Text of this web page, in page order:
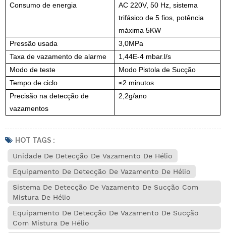
Consumo de energia
AC 220V, 50 Hz, sistema
trifásico de 5 fios, potência
máxima 5KW
Pressão usada
3,0MPa
Taxa de vazamento de alarme
1,44E-4 mbar.l/s
Modo de teste
Modo Pistola de Sucção
Tempo de ciclo
≤2 minutos
Precisão na detecção de
vazamentos
2,2g/ano
HOT TAGS :
Unidade De Detecção De Vazamento De Hélio
Equipamento De Detecção De Vazamento De Hélio
Sistema De Detecção De Vazamento De Sucção Com
Mistura De Hélio
Equipamento De Detecção De Vazamento De Sucção
Com Mistura De Hélio